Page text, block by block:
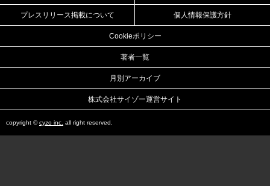
プレスリリース掲載について 個人情報保護方針
Cookieポリシー
著者一覧
月別アーカイブ
株式会社サイゾー運営サイト
copyright ©cyzo inc. all right reserved.